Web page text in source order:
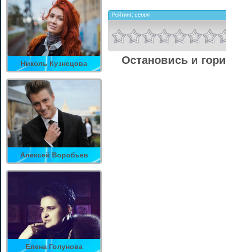
Николь Кузнецова
Алексей Воробьев
Елена Голунова
Рейтинг: серия
Остановись и